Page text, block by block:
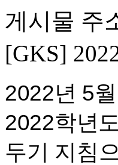
게시물 주
[GKS]
2022년 5
2022학년
두기 지침